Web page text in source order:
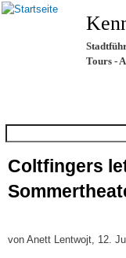
Tours -
Coltfingers
von Anett Lentwojt, 12.